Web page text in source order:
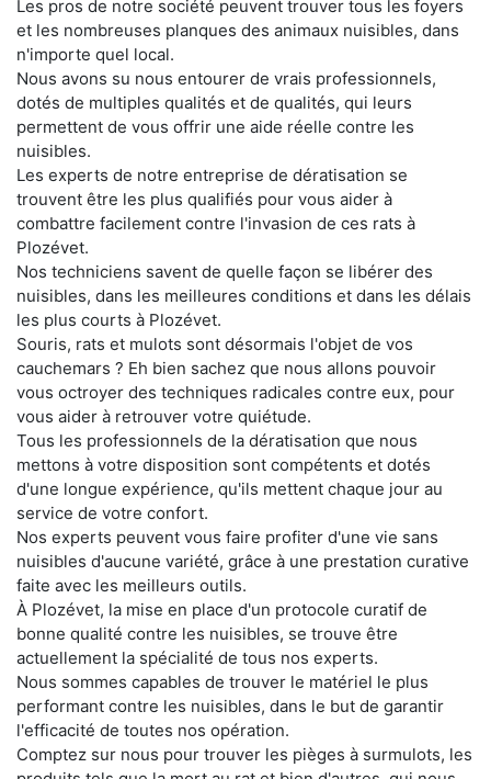
Les pros de notre société peuvent trouver tous les foyers
et les nombreuses planques des animaux nuisibles, dans
n'importe quel local.
Nous avons su nous entourer de vrais professionnels,
dotés de multiples qualités et de qualités, qui leurs
permettent de vous offrir une aide réelle contre les
nuisibles.
Les experts de notre entreprise de dératisation se
trouvent être les plus qualifiés pour vous aider à
combattre facilement contre l'invasion de ces rats à
Plozévet.
Nos techniciens savent de quelle façon se libérer des
nuisibles, dans les meilleures conditions et dans les délais
les plus courts à Plozévet.
Souris, rats et mulots sont désormais l'objet de vos
cauchemars ? Eh bien sachez que nous allons pouvoir
vous octroyer des techniques radicales contre eux, pour
vous aider à retrouver votre quiétude.
Tous les professionnels de la dératisation que nous
mettons à votre disposition sont compétents et dotés
d'une longue expérience, qu'ils mettent chaque jour au
service de votre confort.
Nos experts peuvent vous faire profiter d'une vie sans
nuisibles d'aucune variété, grâce à une prestation curative
faite avec les meilleurs outils.
À Plozévet, la mise en place d'un protocole curatif de
bonne qualité contre les nuisibles, se trouve être
actuellement la spécialité de tous nos experts.
Nous sommes capables de trouver le matériel le plus
performant contre les nuisibles, dans le but de garantir
l'efficacité de toutes nos opération.
Comptez sur nous pour trouver les pièges à surmulots, les